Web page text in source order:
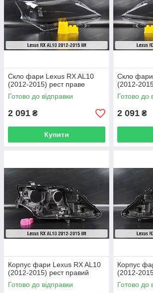
Скло фари Lexus RX AL10
(2012-2015) рест праве
Готово до відправки
2 091 ₴
Купити
Скло
(2012-
Готово до
2 091 ₴
Корпус фари Lexus RX AL10
(2012-2015) рест правий
Готово до відправки
Корпус
(2012-
Готово до